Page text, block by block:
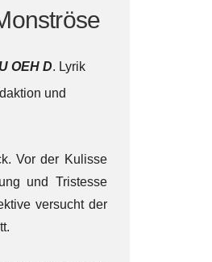
OEH D. Lyrik
und
Vor der Kulisse
und Tristesse
versucht der